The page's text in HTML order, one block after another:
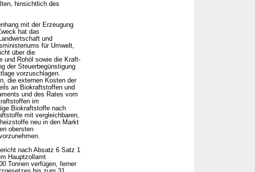
hinsichtlich des
mit der Erzeugung
hat das
und
für Umwelt,
über die
und Rohöl sowie die Kraft-
der Steuerbegünstigung
vorzuschlagen.
die externen Kosten der
an Biokraftstoffen und
und des Rates vom
im
Biokraftstoffe nach
mit vergleichbaren,
neu in den Markt
obersten
nach Absatz 6 Satz 1
Hauptzollamt
Tonnen verfügen, ferner